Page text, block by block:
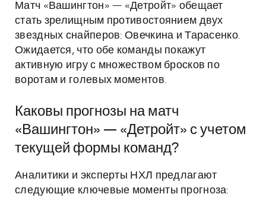
Матч «Вашингтон» — «Детройт» обещает
стать зрелищным противостоянием двух
звездных снайперов: Овечкина и Тарасенко.
Ожидается, что обе команды покажут
активную игру с множеством бросков по
воротам и голевых моментов.
Каковы прогнозы на матч
«Вашингтон» — «Детройт» с учетом
текущей формы команд?
Аналитики и эксперты НХЛ предлагают
следующие ключевые моменты прогноза: